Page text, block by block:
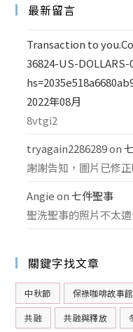
最新留言
Transaction to
36824-US-DOLLARS-
2022年08月
8vtgi2
tryagain2286289on
謝謝告知，圖片已修正
Angie on 七件聖事
聖洗聖事的照片不太適
關鍵字找文章
中秋節 保祿咖啡故事館
共融 共融與釋放